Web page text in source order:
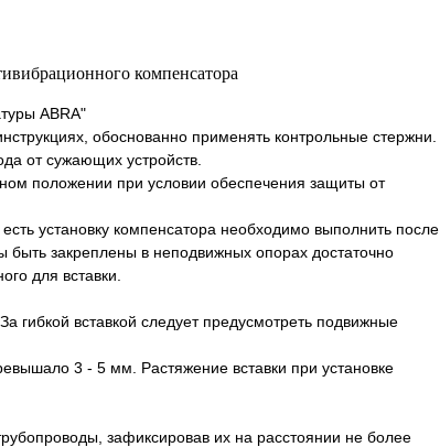
компенсатора
ABRA"
обоснованно применять контрольные стержни.
от сужающих устройств.
положении при условии обеспечения защиты от
установку компенсатора необходимо выполнить после
быть закреплены в неподвижных опорах достаточно
для вставки.
гибкой вставкой следует предусмотреть подвижные
3 - 5 мм. Растяжение вставки при установке
зафиксировав их на расстоянии не более